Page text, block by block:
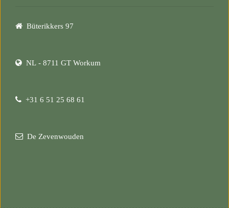
Büterikkers 97
NL - 8711 GT Workum
+31 6 51 25 68 61
De Zevenwouden